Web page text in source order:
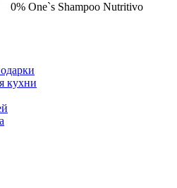
0% One`s Shampoo Nutritivo
кухни